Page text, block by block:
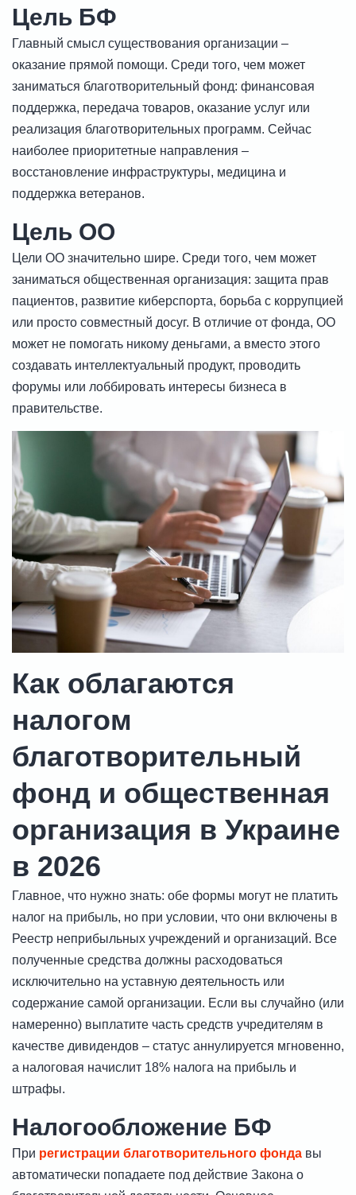
Цель БФ
Главный смысл существования организации –
оказание прямой помощи. Среди того, чем может
заниматься благотворительный фонд: финансовая
поддержка, передача товаров, оказание услуг или
реализация благотворительных программ. Сейчас
наиболее приоритетные направления –
восстановление инфраструктуры, медицина и
поддержка ветеранов.
Цель ОО
Цели ОО значительно шире. Среди того, чем может
заниматься общественная организация: защита прав
пациентов, развитие киберспорта, борьба с коррупцией
или просто совместный досуг. В отличие от фонда, ОО
может не помогать никому деньгами, а вместо этого
создавать интеллектуальный продукт, проводить
форумы или лоббировать интересы бизнеса в
правительстве.
Как облагаются
налогом
благотворительный
фонд и общественная
организация в Украине
в 2026
Главное, что нужно знать: обе формы могут не платить
налог на прибыль, но при условии, что они включены в
Реестр неприбыльных учреждений и организаций. Все
полученные средства должны расходоваться
исключительно на уставную деятельность или
содержание самой организации. Если вы случайно (или
намеренно) выплатите часть средств учредителям в
качестве дивидендов – статус аннулируется мгновенно,
а налоговая начислит 18% налога на прибыль и
штрафы.
Налогообложение БФ
При регистрации благотворительного фонда вы
автоматически попадаете под действие Закона о